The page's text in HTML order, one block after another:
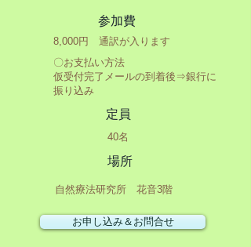
参加費
8,000円 通訳が入ります
〇お支払い方法
仮受付完了メールの到着後⇒銀行に
振り込み
定員
40名
場所
​自然療法研究所 花音3階
お申し込み＆お問合せ